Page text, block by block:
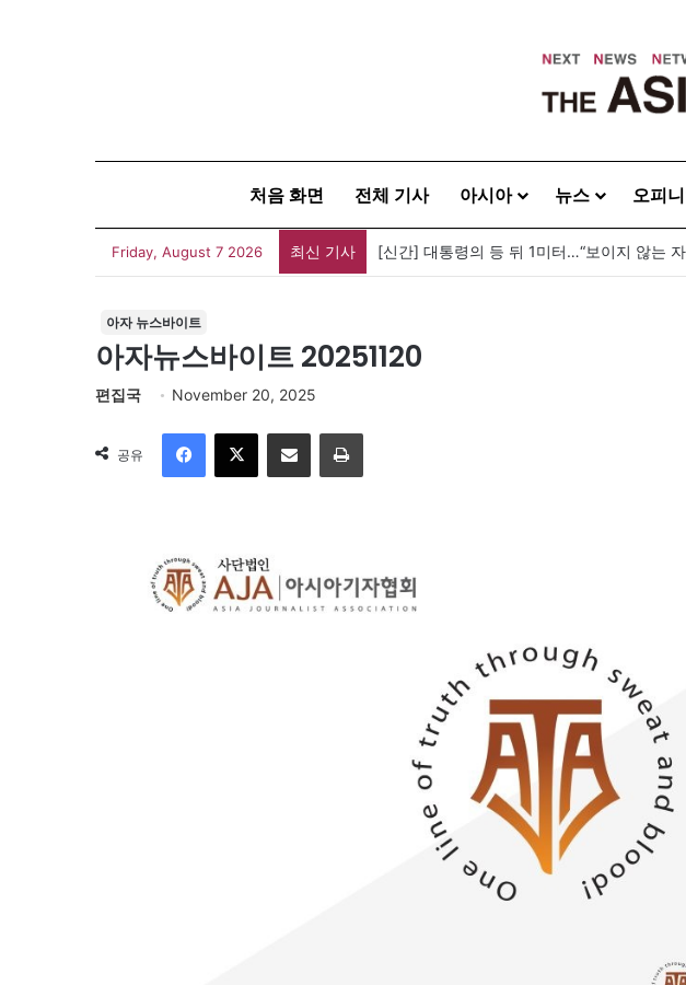
처음 화면 전체 기사 아시아 뉴스 오피
Friday, August 7 2026 최신 기사 [신간] 대통령의 등 뒤 1미터…“보이지 않는
아자 뉴스바이트
아자뉴스바이트 20251120
편집국 November 20, 2025
공유
Facebook
X 이메일 인쇄